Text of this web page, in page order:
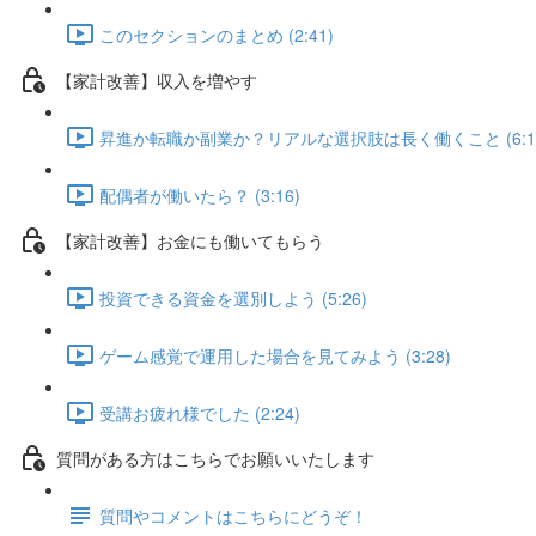
このセクションのまとめ (2:41)
【家計改善】収入を増やす
昇進か転職か副業か？リアルな選択肢は長く働くこと
配偶者が働いたら？ (3:16)
【家計改善】お金にも働いてもらう
投資できる資金を選別しよう (5:26)
ゲーム感覚で運用した場合を見てみよう (3:28)
受講お疲れ様でした (2:24)
質問がある方はこちらでお願いいたします
質問やコメントはこちらにどうぞ！